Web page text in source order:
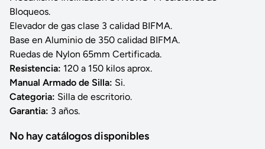
Bloqueos.
Elevador de gas clase 3 calidad BIFMA.
Base en Aluminio de 350 calidad BIFMA.
Ruedas de Nylon 65mm Certificada.
Resistencia: 120 a 150 kilos aprox.
Manual Armado de Silla: Si.
Categoria: Silla de escritorio.
Garantia: 3 años.
No hay catálogos disponibles